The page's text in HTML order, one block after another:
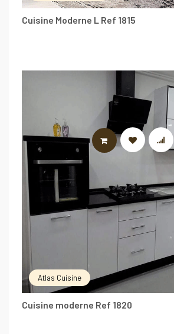
Cuisine Moderne L Ref 1815
Atlas Cuisine
Cuisine moderne Ref 1820
LIRE LA SUITE